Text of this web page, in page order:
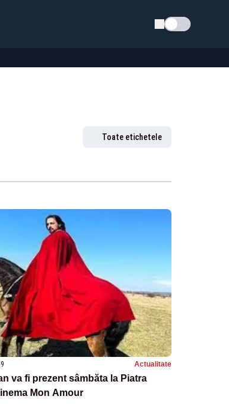
Schimba tema
Toate etichetele
Actualitate
va fi prezent sâmbăta la Piatra
Mon Amour